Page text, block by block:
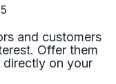
and customers
Offer them
directly on your